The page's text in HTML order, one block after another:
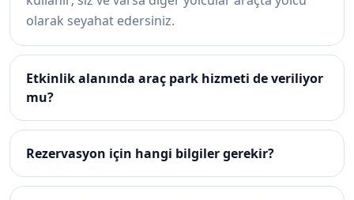
olarak seyahat edersiniz.
Etkinlik alanında araç park hizmeti de veriliyor
mu?
Rezervasyon için hangi bilgiler gerekir?